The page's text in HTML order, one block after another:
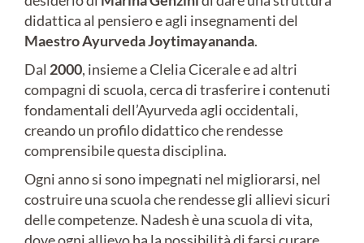
didattica al pensiero e agli insegnamenti del
Maestro Ayurveda Joytimayananda.
Dal 2000, insieme a Clelia Cicerale e ad altri
compagni di scuola, cerca di trasferire i contenuti
fondamentali dell’Ayurveda agli occidentali,
creando un profilo didattico che rendesse
comprensibile questa disciplina.
Ogni anno si sono impegnati nel migliorarsi, nel
costruire una scuola che rendesse gli allievi sicuri
delle competenze. Nadesh è una scuola di vita,